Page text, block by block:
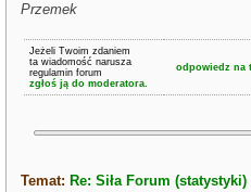
Przemek
Jeżeli Twoim zdaniem
ta wiadomość narusza
regulamin forum
zgłoś ją do moderatora.
odpowiedz na
Temat: Re: Siła Forum (statystyki)